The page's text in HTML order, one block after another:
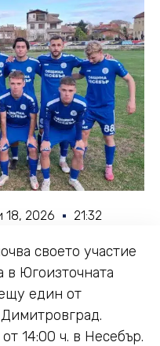
18, 2026 21:32
своето участие
в Югоизточната
един от
14:00 ч. в Несебър.